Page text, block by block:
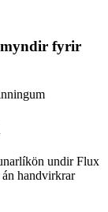
fyrir
undir Flux
handvirkrar